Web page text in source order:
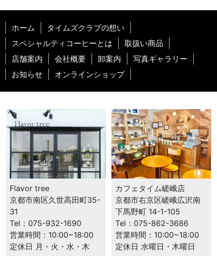
ホーム
タイムズクラブの想い
スペシャルティコーヒーとは
取扱い商品
店舗案内
会社概要 卸案内
写真ギャラリー
お知らせ
オンラインショップ
Flavor tree
京都市南区久世高田町35-
31
Tel：075-932-1690
営業時間：10:00~18:00
定休日 月・火・水・木
カフェタイム嵯峨店
京都市右京区嵯峨広沢南
下馬野町 14-1-105
Tel：075-862-3686
営業時間：10:00~18:00
定休日 水曜日・木曜日